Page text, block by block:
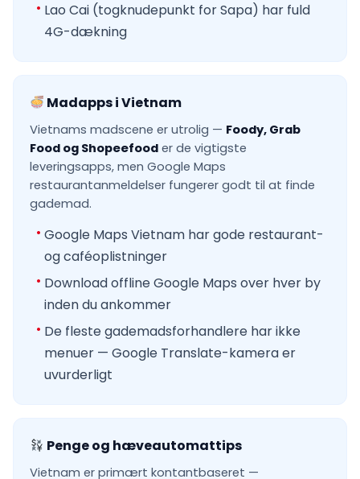
Lao Cai (togknudepunkt for Sapa) har fuld
4G-dækning
Madapps i Vietnam
Vietnams madscene er utrolig — Foody, Grab
Food og Shopeefood er de vigtigste
leveringsapps, men Google Maps
restaurantanmeldelser fungerer godt til at finde
gademad.
Google Maps Vietnam har gode restaurant-
og caféoplistninger
Download offline Google Maps over hver by
inden du ankommer
De fleste gademadsforhandlere har ikke
menuer — Google Translate-kamera er
uvurderligt
Penge og hæveautomattips
Vietnam er primært kontantbaseret —